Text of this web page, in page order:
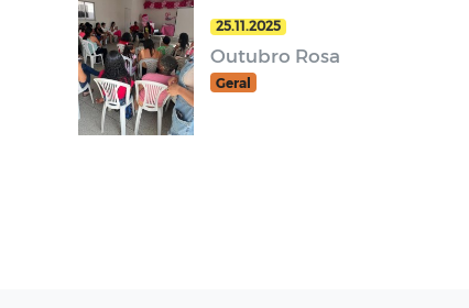
25.11.2025
Outubro Rosa
Geral